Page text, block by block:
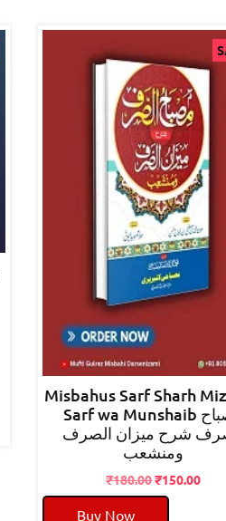
Misbahus Sarf Sharh
Sarf wa Munshaib مصباح
شرح میزان الصرف
ومنشعب
₹180.00Original
price
₹150.00
Buy Now